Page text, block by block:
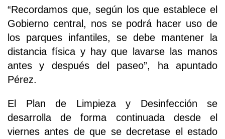
“Recordamos que, según los que establece el
Gobierno central, nos se podrá hacer uso de
los parques infantiles, se debe mantener la
distancia física y hay que lavarse las manos
antes y después del paseo”, ha apuntado
Pérez.
El Plan de Limpieza y Desinfección se
desarrolla de forma continuada desde el
viernes antes de que se decretase el estado